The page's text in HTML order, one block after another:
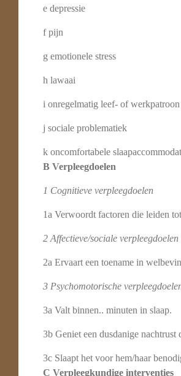
e depressie
f pijn
g emotionele stress
h lawaai
i onregelmatig leef- of werkpa­tr­oon
j sociale problematiek
k oncomfortabele
B Verpleegdoelen
1 Cognitieve verpleegdoelen
1a Verwoordt factoren die leiden
2 Affectieve/sociale verpleegdoelen
2a Ervaart een toename in
3 Psychomotorische
3a Valt binnen.. minuten in slaap.
3b Geniet een dusdanige
3c Slaapt het voor hem/haar
C Verpleegkundige interventies